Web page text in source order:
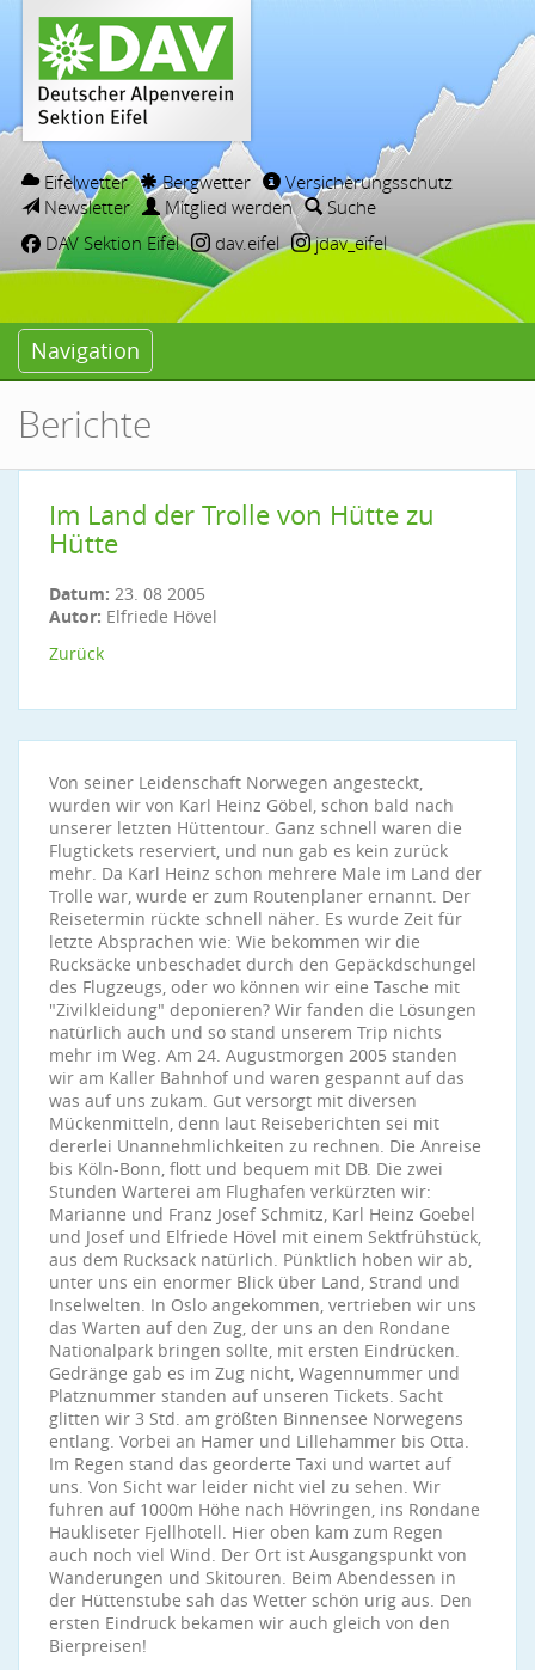
Eifelwetter Bergwetter
Versicherungsschutz
Newsletter
Mitglied werden
Suche
DAV Sektion Eifel
dav.eifel jdav_eifel
Navigation
Berichte
Im Land der Trolle von Hütte zu
Hütte
Datum: 23. 08 2005
Autor: Elfriede Hövel
Zurück
Von seiner Leidenschaft Norwegen angesteckt,
wurden wir von Karl Heinz Göbel, schon bald nach
unserer letzten Hüttentour. Ganz schnell waren die
Flugtickets reserviert, und nun gab es kein zurück
mehr. Da Karl Heinz schon mehrere Male im Land der
Trolle war, wurde er zum Routenplaner ernannt. Der
Reisetermin rückte schnell näher. Es wurde Zeit für
letzte Absprachen wie: Wie bekommen wir die
Rucksäcke unbeschadet durch den Gepäckdschungel
des Flugzeugs, oder wo können wir eine Tasche mit
"Zivilkleidung" deponieren? Wir fanden die Lösungen
natürlich auch und so stand unserem Trip nichts
mehr im Weg. Am 24. Augustmorgen 2005 standen
wir am Kaller Bahnhof und waren gespannt auf das
was auf uns zukam. Gut versorgt mit diversen
Mückenmitteln, denn laut Reiseberichten sei mit
dererlei Unannehmlichkeiten zu rechnen. Die Anreise
bis Köln-Bonn, flott und bequem mit DB. Die zwei
Stunden Warterei am Flughafen verkürzten wir:
Marianne und Franz Josef Schmitz, Karl Heinz Goebel
und Josef und Elfriede Hövel mit einem Sektfrühstück,
aus dem Rucksack natürlich. Pünktlich hoben wir ab,
unter uns ein enormer Blick über Land, Strand und
Inselwelten. In Oslo angekommen, vertrieben wir uns
das Warten auf den Zug, der uns an den Rondane
Nationalpark bringen sollte, mit ersten Eindrücken.
Gedränge gab es im Zug nicht, Wagennummer und
Platznummer standen auf unseren Tickets. Sacht
glitten wir 3 Std. am größten Binnensee Norwegens
entlang. Vorbei an Hamer und Lillehammer bis Otta.
Im Regen stand das georderte Taxi und wartet auf
uns. Von Sicht war leider nicht viel zu sehen. Wir
fuhren auf 1000m Höhe nach Hövringen, ins Rondane
Haukliseter Fjellhotell. Hier oben kam zum Regen
auch noch viel Wind. Der Ort ist Ausgangspunkt von
Wanderungen und Skitouren. Beim Abendessen in
der Hüttenstube sah das Wetter schön urig aus. Den
ersten Eindruck bekamen wir auch gleich von den
Bierpreisen!